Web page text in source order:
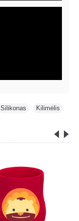
Silikonas Kilimėlis